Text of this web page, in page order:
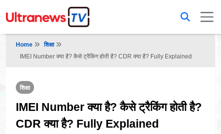
Home
शिक्षा
IMEI Number क्या है? कैसे ट्रैकिंग होती है? CDR क्या है? Fully Explained
शिक्षा
IMEI Number क्या है? कैसे ट्रैकिंग होती है?
CDR क्या है? Fully Explained